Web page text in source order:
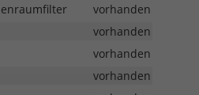
vorhanden
vorhanden
vorhanden
vorhanden